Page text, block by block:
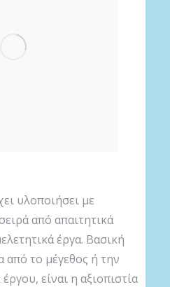
υλοποιήσει με
από απαιτητικά
έργα. Βασική
από το μέγεθος ή την
είναι η αξιοπιστία